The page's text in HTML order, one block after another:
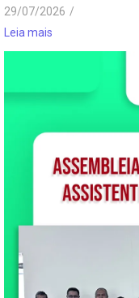
29/07/2026 /
Leia mais